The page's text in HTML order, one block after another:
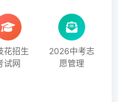
花招生
试网
2026中考志
愿管理